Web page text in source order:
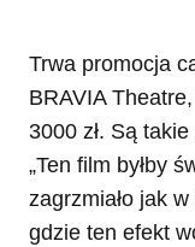
Trwa promocja
BRAVIA
3000 zł. Są
„Ten film byłby
zagrzmiało jak
gdzie ten efekt